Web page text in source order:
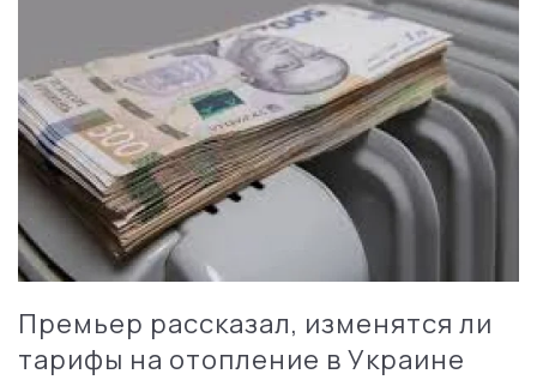
Премьер рассказал, изменятся ли
тарифы на отопление в Украине